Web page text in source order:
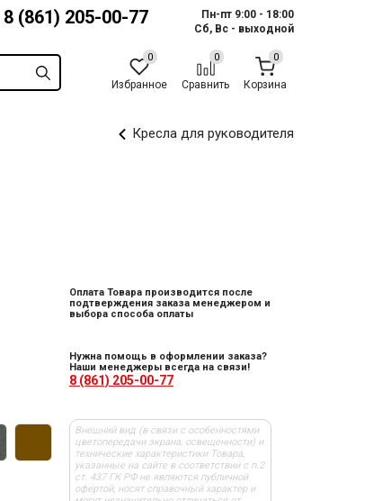
8 (861) 205-00-77
Пн-пт 9:00 - 18:00
Сб, Вс - выходной
Избранное Сравнить Корзина
Кресла для руководителя
Оплата Товара производится после
подтверждения заказа менеджером и
выбора способа оплаты
Нужна помощь в оформлении заказа?
Наши менеджеры всегда на связи!
8 (861) 205-00-77
Внешний вид (в связи с особенностями
цветопередачи экрана, освещенности) и
технические характеристики Товара,
указанные на сайте в соответствии с п.2
ст. 437 ГК РФ не являются публичной
офертой, носят справочный характер и